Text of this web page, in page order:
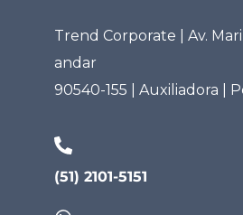
Trend Corporate | Av.
andar
90540-155 | Auxiliadora |
(51) 2101-5151